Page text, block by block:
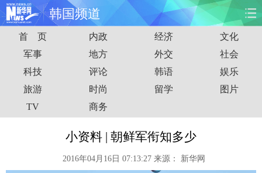
韩国频道
首页 时政 国际 财经
娱乐 体育 人事 教育
时尚 思客
台湾 华人
能源 房产
首 页 内政 经济
文化
军事
地方 外交
社会
科技
评论 韩语
娱乐
旅游
时尚 留学
图片
TV
商务
小资料 | 朝鲜军衔知多少
2016年04月16日 07:13:27 来源： 新华网